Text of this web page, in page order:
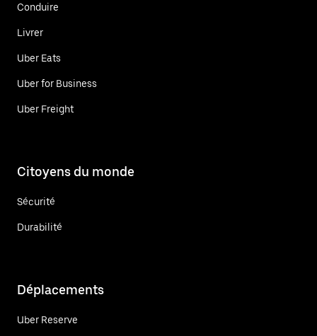
Conduire
Livrer
Uber Eats
Uber for Business
Uber Freight
Citoyens du monde
Sécurité
Durabilité
Déplacements
Uber Reserve